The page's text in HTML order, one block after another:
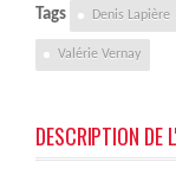
Tags Denis Lapière
Valérie Vernay
DESCRIPTION DE